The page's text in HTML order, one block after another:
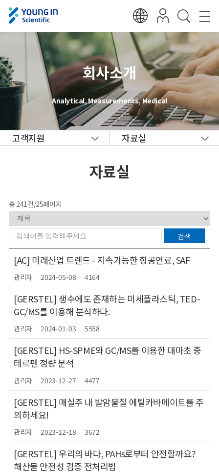
회사소개
Analytical, Measurements, Medical
고객지원 자료실
자료실
총 241건/25페이지
[AC] 미래산업 트렌드 - 지속가능한 항공연료, SAF
관리자 2024-05-08 4164
[GERSTEL] 생수에도 존재하는 미세플라스틱, TED-
GC/MS를 이용해 분석하다.
관리자 2024-01-03 5558
[GERSTEL] HS-SPME와 GC/MS를 이용한 대마초 중
테르펜 정량 분석
관리자 2023-12-27 4477
[GERSTEL] 매실주 내 발암물질 에틸카바메이트를 주
의하세요!
관리자 2023-12-18 3672
[GERSTEL] 우리의 바다, PAHs로부터 안전할까요?
해산물 안전성 검증 전처리법